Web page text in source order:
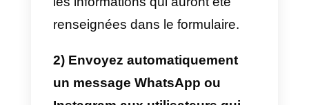
intéressants sur la manière de
tirer parti de cette intégration et